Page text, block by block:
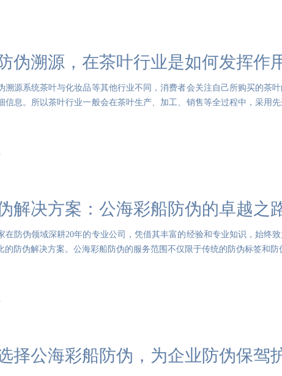
伪溯源，在茶叶行业是如何发挥作
溯源系统茶叶与化妆品等其他行业不同，消费者会关注自己所购买的茶
信息。所以茶叶行业一般会在茶叶生产、加工、销售等全过程中，采用
解决方案：公海彩船防伪的卓越之
在防伪领域深耕20年的专业公司，凭借其丰富的经验和专业知识，始终
的防伪解决方案。公海彩船防伪的服务范围不仅限于传统的防伪标签和防
择公海彩船防伪，为企业防伪保驾